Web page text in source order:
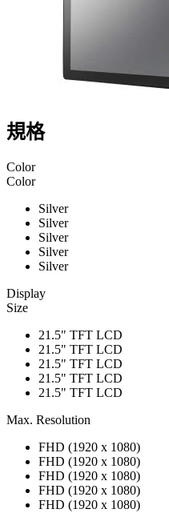
規格
Color
Color
Silver
Silver
Silver
Silver
Silver
Display
Size
21.5" TFT LCD
21.5" TFT LCD
21.5" TFT LCD
21.5" TFT LCD
21.5" TFT LCD
Max. Resolution
FHD (1920 x 1080)
FHD (1920 x 1080)
FHD (1920 x 1080)
FHD (1920 x 1080)
FHD (1920 x 1080)